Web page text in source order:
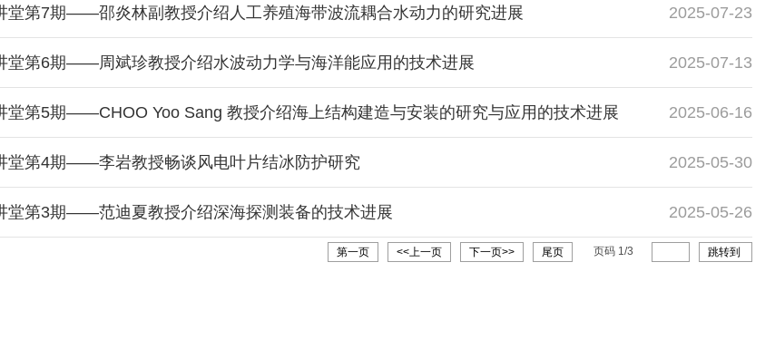
堂第7期——邵炎林副教授介绍人工养殖海带波流耦合水动力的研究进展 2025-07-23
堂第6期——周斌珍教授介绍水波动力学与海洋能应用的技术进展 2025-07-13
堂第5期——CHOO Yoo Sang 教授介绍海上结构建造与安装的研究与应用的技术进展 2025-06-16
堂第4期——李岩教授畅谈风电叶片结冰防护研究 2025-05-30
堂第3期——范迪夏教授介绍深海探测装备的技术进展 2025-05-26
第一页 <<上一页 下一页>> 尾页 页码 1/3 跳转到